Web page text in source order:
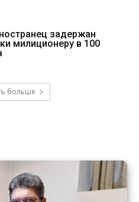
задержан
милиционеру в 100
больше